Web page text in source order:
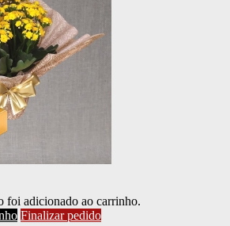
foi adicionado ao carrinho.
Finalizar pedido